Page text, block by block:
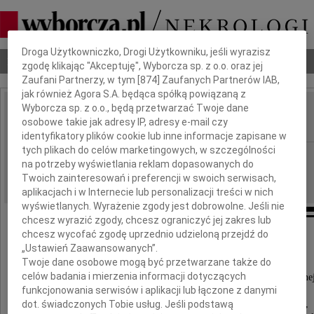
Nekrologi Odeszli Poradnik pogrzebowy
IMIĘ I NAZWISKO: Piotr Morow
REGION: Lublin
DATA EMISJI: 29.05.2010
Całemu Zespołowi I Kliniki Anastezjologii i
SPSK nr 4 w Lublinie pod kierunkiem
prof. dr. hab. n. med. Andrzeja Nestorowicza,
Dbamy o Twoją prywatność
Droga Użytkowniczko, Drogi Użytkowniku, jeśli wyrazisz
zgodę klikając "Akceptuję", Wyborcza sp. z o.o. oraz jej
Zaufani Partnerzy, w tym [874 ] Zaufanych Partnerów IAB,
jak również Agora S.A. będąca spółką powiązaną z
Wyborcza sp. z o.o., będą przetwarzać Twoje dane
osobowe takie jak adresy IP, adresy e-mail czy
identyfikatory plików cookie lub inne informacje zapisane w
tych plikach do celów marketingowych, w szczególności
na potrzeby wyświetlania reklam dopasowanych do
Twoich zainteresowań i preferencji w swoich serwisach,
aplikacjach i w Internecie lub personalizacji treści w nich
wyświetlanych. Wyrażenie zgody jest dobrowolne. Jeśli nie
chcesz wyrazić zgody, chcesz ograniczyć jej zakres lub
chcesz wycofać zgodę uprzednio udzieloną przejdź do
„Ustawień Zaawansowanych”.
Twoje dane osobowe mogą być przetwarzane także do
celów badania i mierzenia informacji dotyczących
funkcjonowania serwisów i aplikacji lub łączone z danymi
dot. świadczonych Tobie usług. Jeśli podstawą